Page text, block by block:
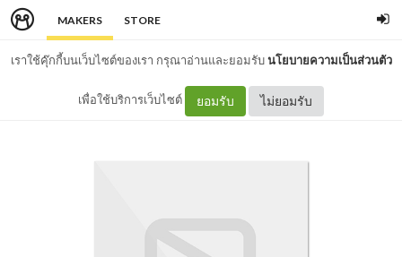
MAKERS STORE
เราใช้คุ๊กกี้บนเว็บไซต์ของเรา กรุณาอ่านและยอมรับนโยบายความเป็นส่วนตัว
เพื่อใช้บริการเว็บไซต์ ยอมรับ ไม่ยอมรับ